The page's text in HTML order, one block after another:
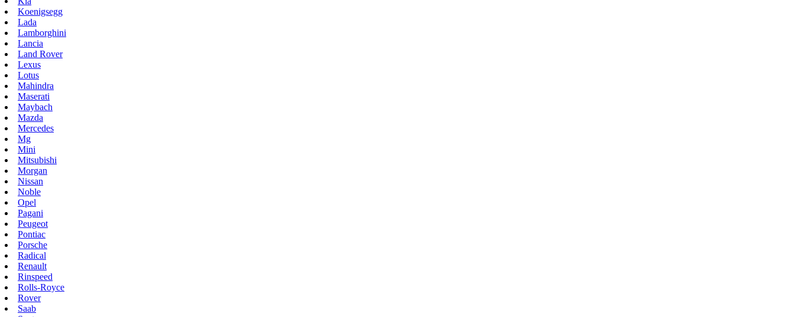
Koenigsegg
Lada
Lamborghini
Lancia
Land Rover
Lexus
Lotus
Mahindra
Maserati
Maybach
Mazda
Mercedes
Mg
Mini
Mitsubishi
Morgan
Nissan
Noble
Opel
Pagani
Peugeot
Pontiac
Porsche
Radical
Renault
Rinspeed
Rolls-Royce
Rover
Saab